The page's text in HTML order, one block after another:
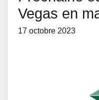
Vegas en
17 octobre 2023